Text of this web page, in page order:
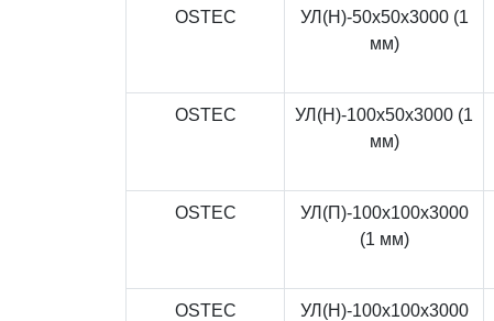
OSTEC
УЛ(Н)-50x50x3000 (1
мм)
OSTEC
УЛ(Н)-100x50x3000 (1
мм)
OSTEC
УЛ(П)-100x100x3000
(1 мм)
OSTEC
УЛ(Н)-100x100x3000